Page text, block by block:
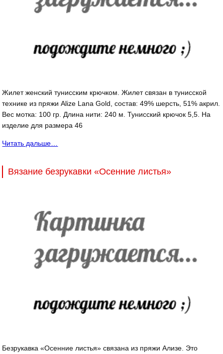
Жилет женский тунисским крючком. Жилет связан в тунисской
технике из пряжи Alize Lana Gold, состав: 49% шерсть, 51% акрил.
Вес мотка: 100 гр. Длина нити: 240 м. Тунисский крючок 5,5. На
изделие для размера 46
Читать дальше…
Вязание безрукавки «Осенние листья»
Безрукавка «Осенние листья» связана из пряжи Ализе. Это